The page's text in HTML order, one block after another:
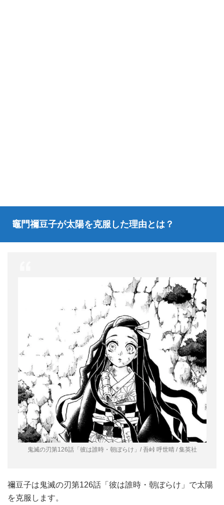
竈門禰豆子が太陽を克服した理由とは？
鬼滅の刃第126話「彼は誰時・朝ぼらけ」/ 吾峠 呼世晴 / 集英社
禰豆子は鬼滅の刃第126話「彼は誰時・朝ぼらけ」で太陽
を克服します。